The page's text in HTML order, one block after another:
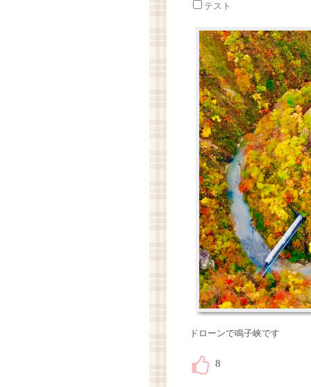
テスト
ドローンで鳴子峡です